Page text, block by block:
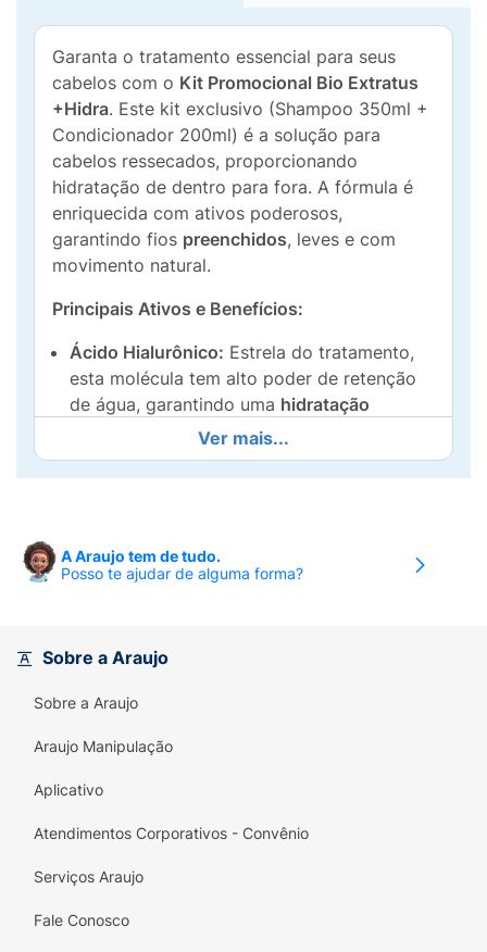
Garanta o tratamento essencial para seus
cabelos com o Kit Promocional Bio Extratus
+Hidra. Este kit exclusivo (Shampoo 350ml +
Condicionador 200ml) é a solução para
cabelos ressecados, proporcionando
hidratação de dentro para fora. A fórmula é
enriquecida com ativos poderosos,
garantindo fios preenchidos, leves e com
movimento natural.
Principais Ativos e Benefícios:
Ácido Hialurônico: Estrela do tratamento,
esta molécula tem alto poder de retenção
de água, garantindo uma hidratação
profunda e prolongadaque "preenche" a
fibra capilar, restaurando a elasticidade e a
saúde dos fios.
fortalece a fibra capilar, repõe nutrientes
essenciais e sela as cutículas,
O Kit Contém:
Shampoo +Hidra (350ml):
hidratante, suave e eficaz. Formulado
Condicionamento hidratante. Sela as
cutículas após o shampoo, depositando
os ativos no fio e aumentando o brilho.
Ver mais...
A Araujo tem de tudo.
Posso te ajudar de alguma forma?
Sobre a Araujo
Sobre a Araujo
Araujo Manipulação
Aplicativo
Atendimentos Corporativos - Convênio
Serviços Araujo
Fale Conosco